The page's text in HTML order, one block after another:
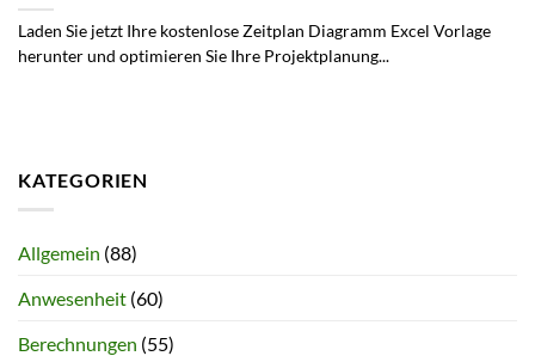
Laden Sie jetzt Ihre kostenlose Zeitplan Diagramm Excel Vorlage
herunter und optimieren Sie Ihre Projektplanung...
KATEGORIEN
Allgemein (88)
Anwesenheit (60)
Berechnungen (55)